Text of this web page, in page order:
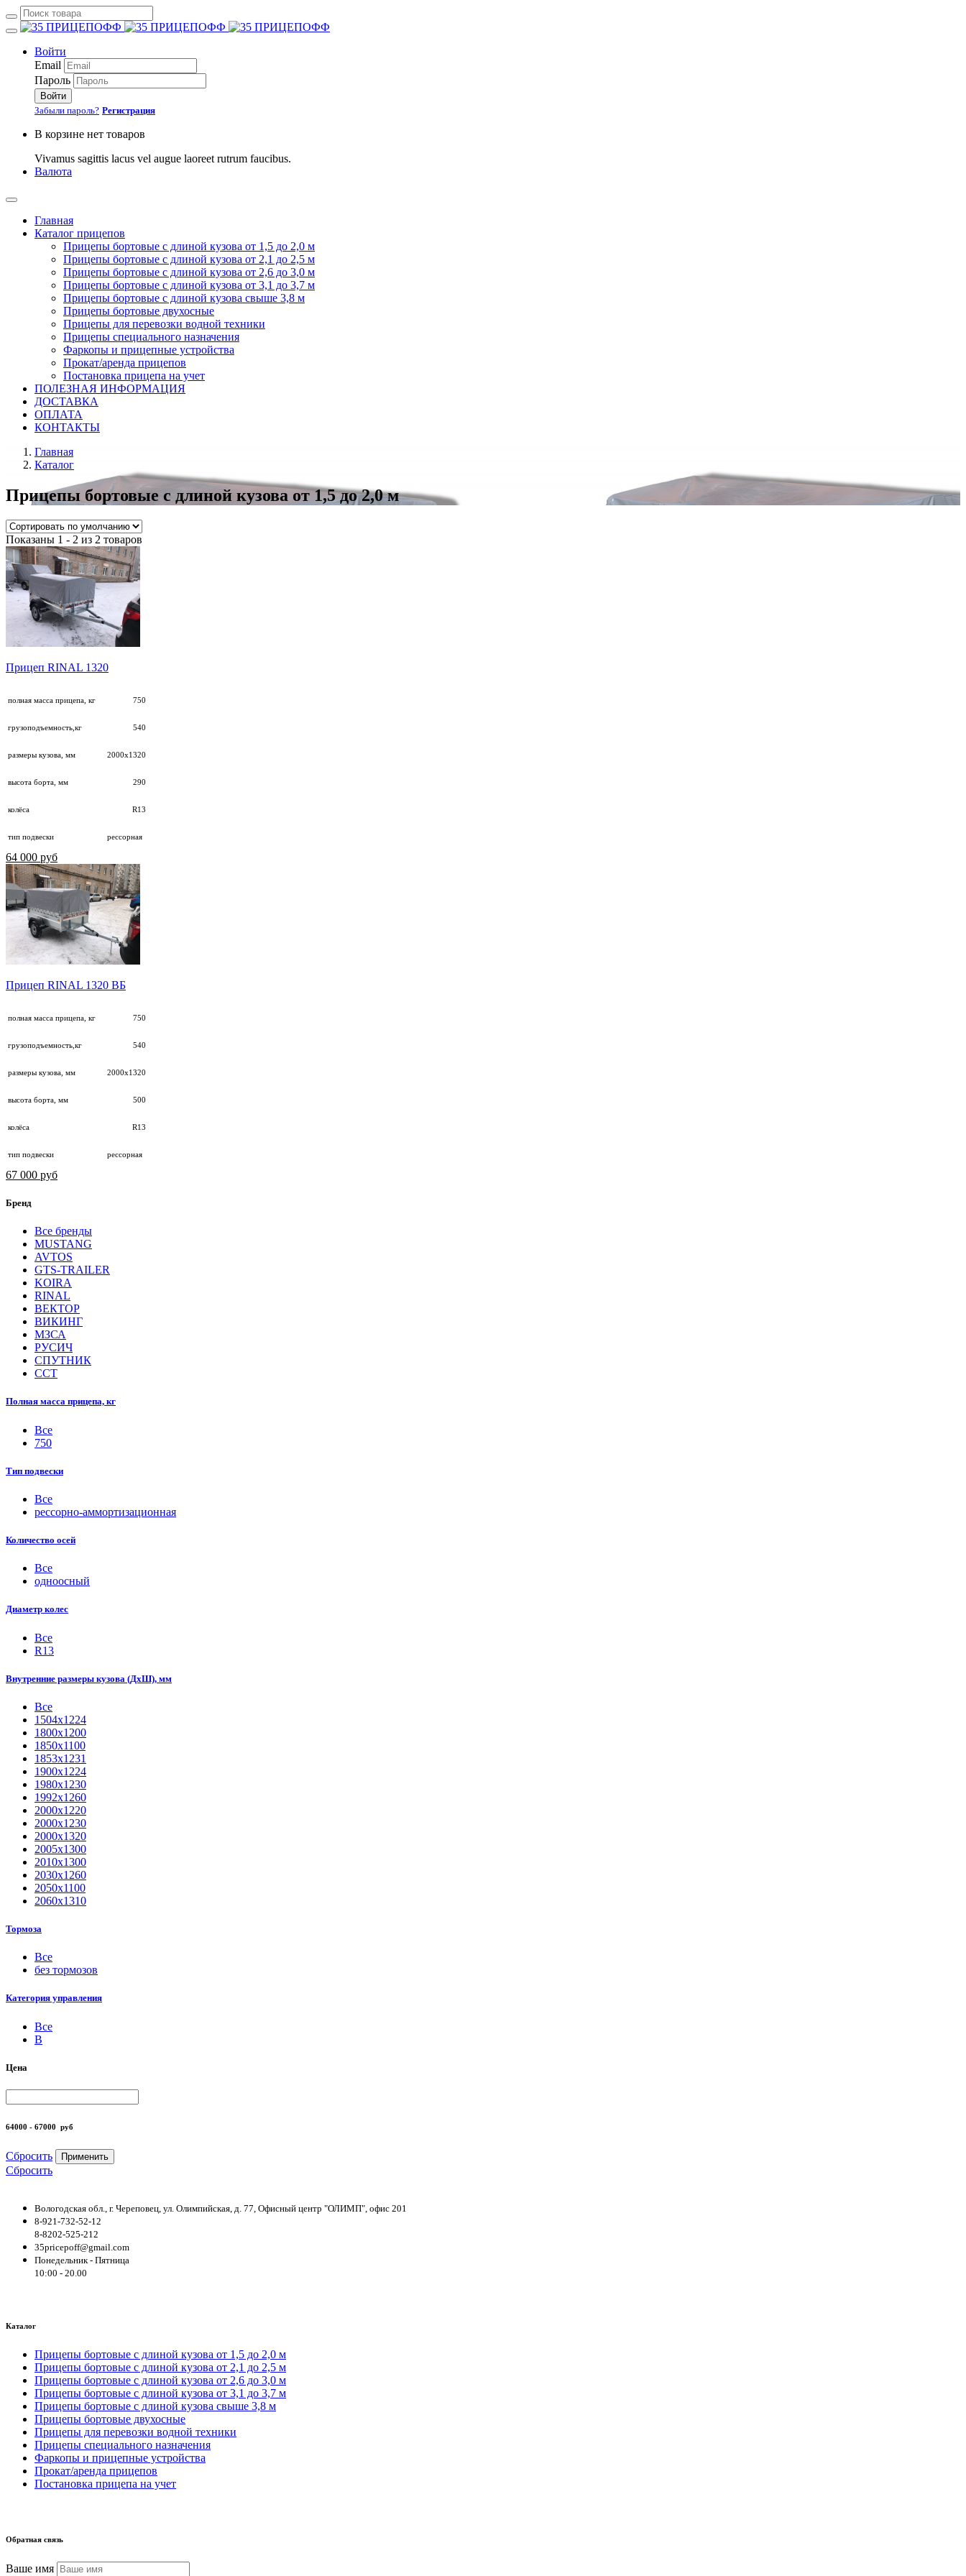
Войти
Email
Пароль
Войти
Забыли пароль? Регистрация
В корзине нет товаров
Vivamus sagittis lacus vel augue laoreet rutrum faucibus.
Валюта
Главная
Каталог прицепов
Прицепы бортовые с длиной кузова от 1,5 до 2,0 м
Прицепы бортовые с длиной кузова от 2,1 до 2,5 м
Прицепы бортовые с длиной кузова от 2,6 до 3,0 м
Прицепы бортовые с длиной кузова от 3,1 до 3,7 м
Прицепы бортовые с длиной кузова свыше 3,8 м
Прицепы бортовые двухосные
Прицепы для перевозки водной техники
Прицепы специального назначения
Фаркопы и прицепные устройства
Прокат/аренда прицепов
Постановка прицепа на учет
ПОЛЕЗНАЯ ИНФОРМАЦИЯ
ДОСТАВКА
ОПЛАТА
КОНТАКТЫ
Главная
Каталог
Прицепы бортовые с длиной кузова от 1,5 до 2,0 м
Показаны 1 - 2 из 2 товаров
Прицеп RINAL 1320
полная масса прицепа, кг 750
грузоподъемность,кг 540
размеры кузова, мм 2000х1320
высота борта, мм 290
колёса R13
тип подвески рессорная
64 000 руб
Прицеп RINAL 1320 ВБ
полная масса прицепа, кг 750
грузоподъемность,кг 540
размеры кузова, мм 2000х1320
высота борта, мм 500
колёса R13
тип подвески рессорная
67 000 руб
Бренд
Все бренды
MUSTANG
AVTOS
GTS-TRAILER
KOIRA
RINAL
ВЕКТОР
ВИКИНГ
МЗСА
РУСИЧ
СПУТНИК
ССТ
Полная масса прицепа, кг
Все
750
Тип подвески
Все
рессорно-аммортизационная
Количество осей
Все
одноосный
Диаметр колес
Все
R13
Внутренние размеры кузова (ДхШ), мм
Все
1504х1224
1800x1200
1850х1100
1853х1231
1900х1224
1980х1230
1992х1260
2000x1220
2000х1230
2000х1320
2005х1300
2010х1300
2030х1260
2050х1100
2060х1310
Тормоза
Все
без тормозов
Категория управления
Все
B
Цена
64000 - 67000 руб
Сбросить Применить
Сбросить
Вологодская обл., г. Череповец, ул. Олимпийская, д. 77, Офисный центр "ОЛИМП", офис 201
8-921-732-52-12
8-8202-525-212
35pricepoff@gmail.com
Понедельник - Пятница
10:00 - 20.00
Каталог
Прицепы бортовые с длиной кузова от 1,5 до 2,0 м
Прицепы бортовые с длиной кузова от 2,1 до 2,5 м
Прицепы бортовые с длиной кузова от 2,6 до 3,0 м
Прицепы бортовые с длиной кузова от 3,1 до 3,7 м
Прицепы бортовые с длиной кузова свыше 3,8 м
Прицепы бортовые двухосные
Прицепы для перевозки водной техники
Прицепы специального назначения
Фаркопы и прицепные устройства
Прокат/аренда прицепов
Постановка прицепа на учет
Обратная связь
Ваше имя